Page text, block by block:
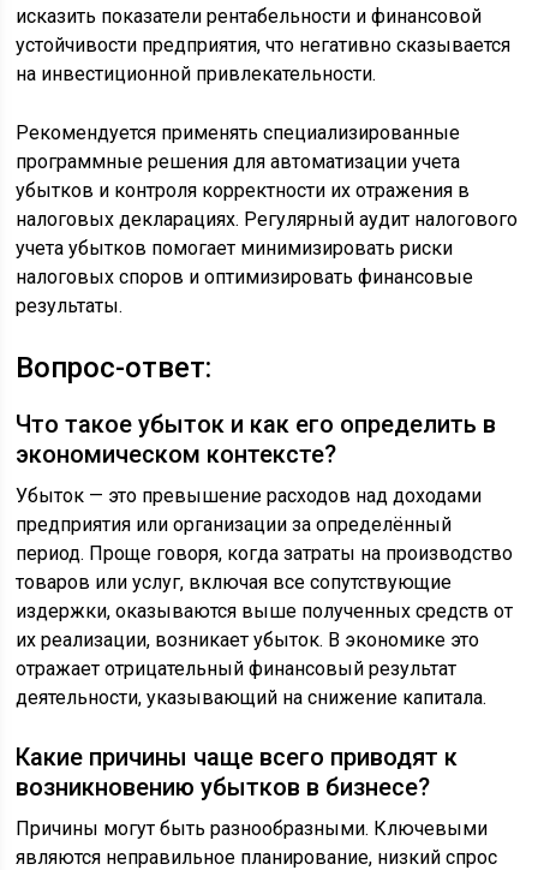
исказить показатели рентабельности и финансовой
устойчивости предприятия, что негативно сказывается
на инвестиционной привлекательности.
Рекомендуется применять специализированные
программные решения для автоматизации учета
убытков и контроля корректности их отражения в
налоговых декларациях. Регулярный аудит налогового
учета убытков помогает минимизировать риски
налоговых споров и оптимизировать финансовые
результаты.
Вопрос-ответ:
Что такое убыток и как его определить в
экономическом контексте?
Убыток — это превышение расходов над доходами
предприятия или организации за определённый
период. Проще говоря, когда затраты на производство
товаров или услуг, включая все сопутствующие
издержки, оказываются выше полученных средств от
их реализации, возникает убыток. В экономике это
отражает отрицательный финансовый результат
деятельности, указывающий на снижение капитала.
Какие причины чаще всего приводят к
возникновению убытков в бизнесе?
Причины могут быть разнообразными. Ключевыми
являются неправильное планирование, низкий спрос